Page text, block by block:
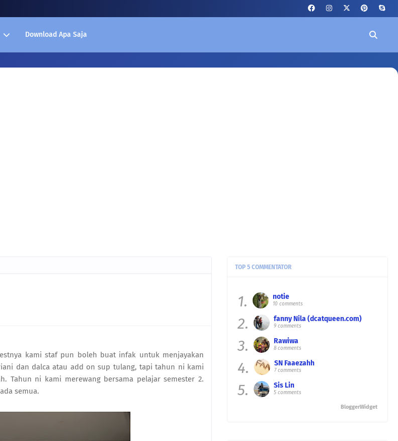
Download Apa Saja
kami staf pun boleh buat infak untuk menjayakan
dan dalca atau add on sup tulang, tapi tahun ni kami
Tahun ni kami merewang bersama pelajar semester 2.
semua.
TOP 5 COMMENTATOR
1. notie
10 comments
2. fanny Nila (dcatqueen.com)
9 comments
3. Rawiwa
8 comments
4. SN Faaezahh
7 comments
5. Sis Lin
5 comments
BloggerWidget